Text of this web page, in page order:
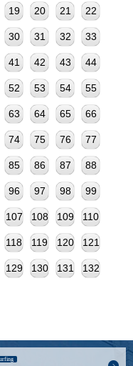
19 20 21 22
30 31 32 33
41 42 43 44
52 53 54 55
63 64 65 66
74 75 76 77
85 86 87 88
96 97 98 99
107 108 109 110
118 119 120 121
129 130 131 132